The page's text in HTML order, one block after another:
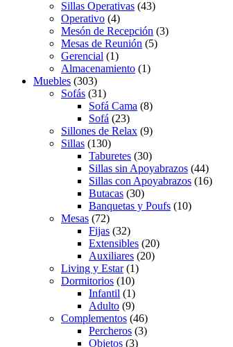
Sillas Operativas (43)
Operativo (4)
Mesón de Recepción (3)
Mesas de Reunión (5)
Gerencial (1)
Almacenamiento (1)
Muebles (303)
Sofás (31)
Sofá Cama (8)
Sofá (23)
Sillones de Relax (9)
Sillas (130)
Taburetes (30)
Sillas sin Apoyabrazos (44)
Sillas con Apoyabrazos (16)
Butacas (30)
Banquetas y Poufs (10)
Mesas (72)
Fijas (32)
Extensibles (20)
Auxiliares (20)
Living y Estar(1)
Dormitorios (10)
Infantil (1)
Adulto (9)
Complementos (46)
Percheros (3)
Objetos (3)